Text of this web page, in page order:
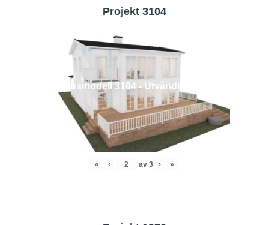
Projekt 3104
Husmodell 3104 - Utvändig vy 2
« ‹ av 3 › »